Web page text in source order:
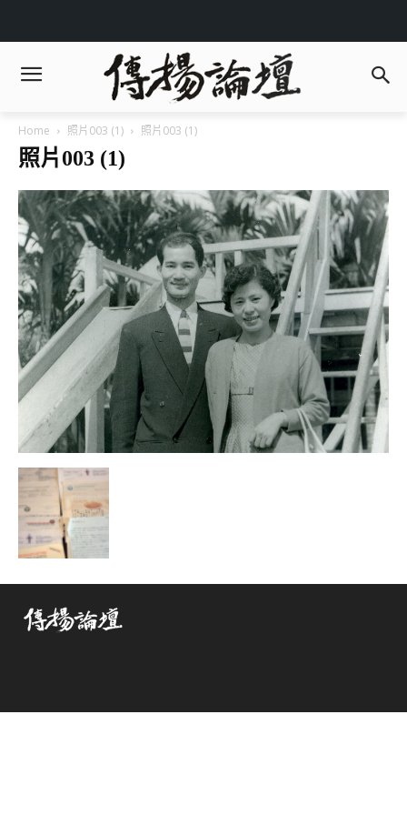
Home 照片003 (1) 照片003 (1)
照片003 (1)